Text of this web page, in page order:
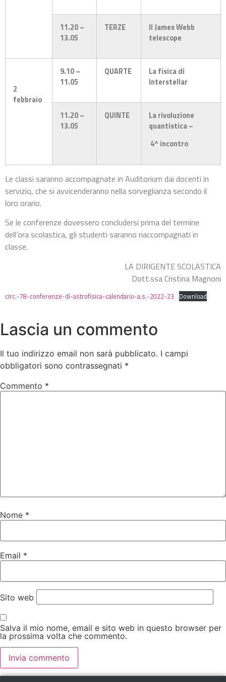
11.20 –
13.05
TERZE
Il James Webb
telescope
2
febbraio
9.10 –
11.05
QUARTE
La fisica di
Interstellar
11.20 –
13.05
QUINTE
La rivoluzione
quantistica –
4^ incontro
Le classi saranno accompagnate in Auditorium dai docenti in
servizio, che si avvicenderanno nella sorveglianza secondo il
loro orario.
Se le conferenze dovessero concludersi prima del termine
dell’ora scolastica, gli studenti saranno riaccompagnati in
classe.
LA DIRIGENTE SCOLASTICA
Dott.ssa Cristina Magnoni
circ.-78-conferenze-di-astrofisica-calendario-a.s.-2022-23 Download
Lascia un commento
Il tuo indirizzo email non sarà pubblicato. I campi
obbligatori sono contrassegnati *
Commento *
Nome *
Email *
Sito web
Salva il mio nome, email e sito web in questo browser per
la prossima volta che commento.